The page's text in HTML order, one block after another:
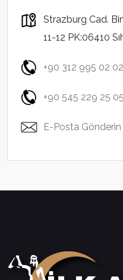
Strazburg Cad.
11-12 PK:06410
+90 312 995 02 02
+90 545 229 25 05
E-Posta Gönderin